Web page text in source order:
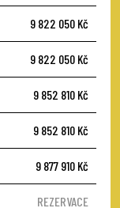
9 822 050 Kč
9 822 050 Kč
9 852 810 Kč
9 852 810 Kč
9 877 910 Kč
REZERVACE